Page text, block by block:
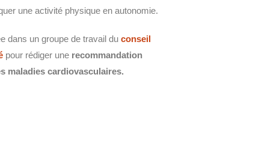
une activité physique en autonomie.
dans un groupe de travail du conseil
pour rédiger une recommandation
maladies cardiovasculaires.